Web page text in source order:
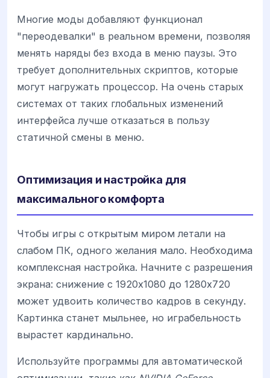
Многие моды добавляют функционал
"переодевалки" в реальном времени, позволяя
менять наряды без входа в меню паузы. Это
требует дополнительных скриптов, которые
могут нагружать процессор. На очень старых
системах от таких глобальных изменений
интерфейса лучше отказаться в пользу
статичной смены в меню.
Оптимизация и настройка для
максимального комфорта
Чтобы игры с открытым миром летали на
слабом ПК, одного желания мало. Необходима
комплексная настройка. Начните с разрешения
экрана: снижение с 1920x1080 до 1280x720
может удвоить количество кадров в секунду.
Картинка станет мыльнее, но играбельность
вырастет кардинально.
Используйте программы для автоматической